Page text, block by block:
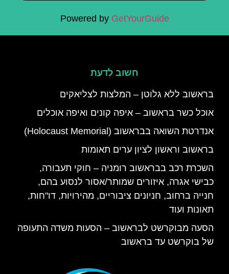
Powered by GetYourGuide
חשוב לדעת
בראשוב ללא גלוטן – המלצות לצליאקים
אוכל כשר בראשוב – איפה קונים ואיפה אוכלים
אנדרטת השואה בבראשוב (Holocaust Memorial)
בראשוב וראשון לציון ערים תאומות
השכרת רכב בבראשוב רומניה – חוקי תעבורה,
כבישי אגרה, איזורים שמותר/אסור לנסוע בהם,
חנייה ברחוב, חניונים ציבוריים, מהירויות, דו"חות,
תאונות ועוד
הסעה מבוקרשט לבראשוב – הסעות משדה התעופה
של בוקרשט עד בראשוב